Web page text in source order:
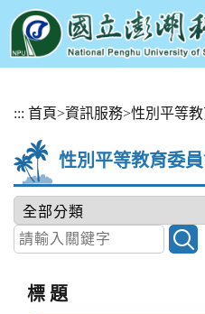
::: 首頁>資訊服務>性別平等
性別平等教育委
標 題